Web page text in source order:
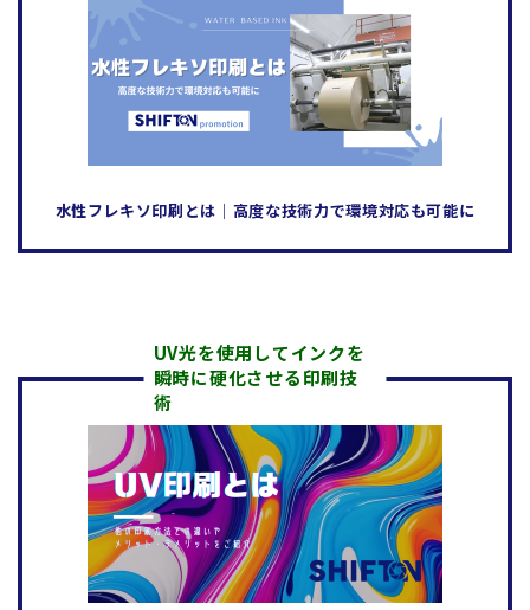
水性フレキソ印刷とは│高度な技術力で環境対応も可能に
UV光を使用してインクを
瞬時に硬化させる印刷技
術